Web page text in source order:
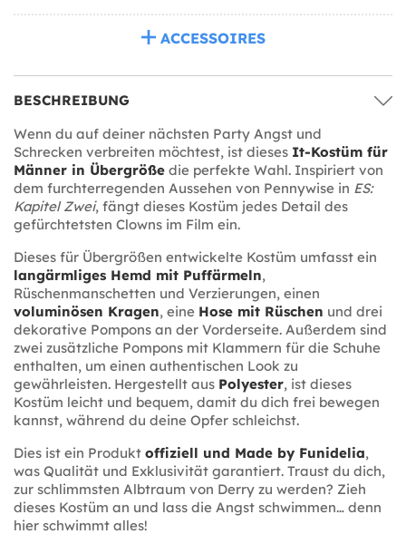
ACCESSOIRES
BESCHREIBUNG
Wenn du auf deiner nächsten Party Angst und
Schrecken verbreiten möchtest, ist dieses It-Kostüm für
Männer in Übergröße die perfekte Wahl. Inspiriert von
dem furchterregenden Aussehen von Pennywise in ES:
Kapitel Zwei, fängt dieses Kostüm jedes Detail des
gefürchtetsten Clowns im Film ein.
Dieses für Übergrößen entwickelte Kostüm umfasst ein
langärmliges Hemd mit Puffärmeln,
Rüschenmanschetten und Verzierungen, einen
voluminösen Kragen, eine Hose mit Rüschen und drei
dekorative Pompons an der Vorderseite. Außerdem sind
zwei zusätzliche Pompons mit Klammern für die Schuhe
enthalten, um einen authentischen Look zu
gewährleisten. Hergestellt aus Polyester, ist dieses
Kostüm leicht und bequem, damit du dich frei bewegen
kannst, während du deine Opfer schleichst.
Dies ist ein Produkt offiziell und Made by Funidelia,
was Qualität und Exklusivität garantiert. Traust du dich,
zur schlimmsten Albtraum von Derry zu werden? Zieh
dieses Kostüm an und lass die Angst schwimmen… denn
hier schwimmt alles!